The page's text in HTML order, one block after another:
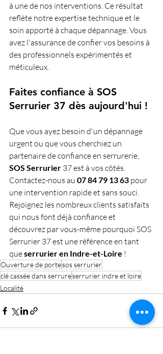
à une de nos interventions. Ce résultat
reflète notre expertise technique et le
soin apporté à chaque dépannage. Vous
avez l'assurance de confier vos besoins à
des professionnels expérimentés et
méticuleux.
Faites confiance à SOS
Serrurier 37 dès aujourd'hui !
Que vous ayez besoin d'un dépannage
urgent ou que vous cherchiez un
partenaire de confiance en serrurerie,
SOS Serrurier 37 est à vos côtés.
Contactez-nous au 07 84 79 13 63 pour
une intervention rapide et sans souci.
Rejoignez les nombreux clients satisfaits
qui nous font déjà confiance et
découvrez par vous-même pourquoi SOS
Serrurier 37 est une référence en tant
que serrurier en Indre-et-Loire !
Ouverture de portesos serrurier
clé cassée dans serrureserrurier indre et loire
Localité